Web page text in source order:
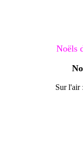
Noëls
Sur l'air